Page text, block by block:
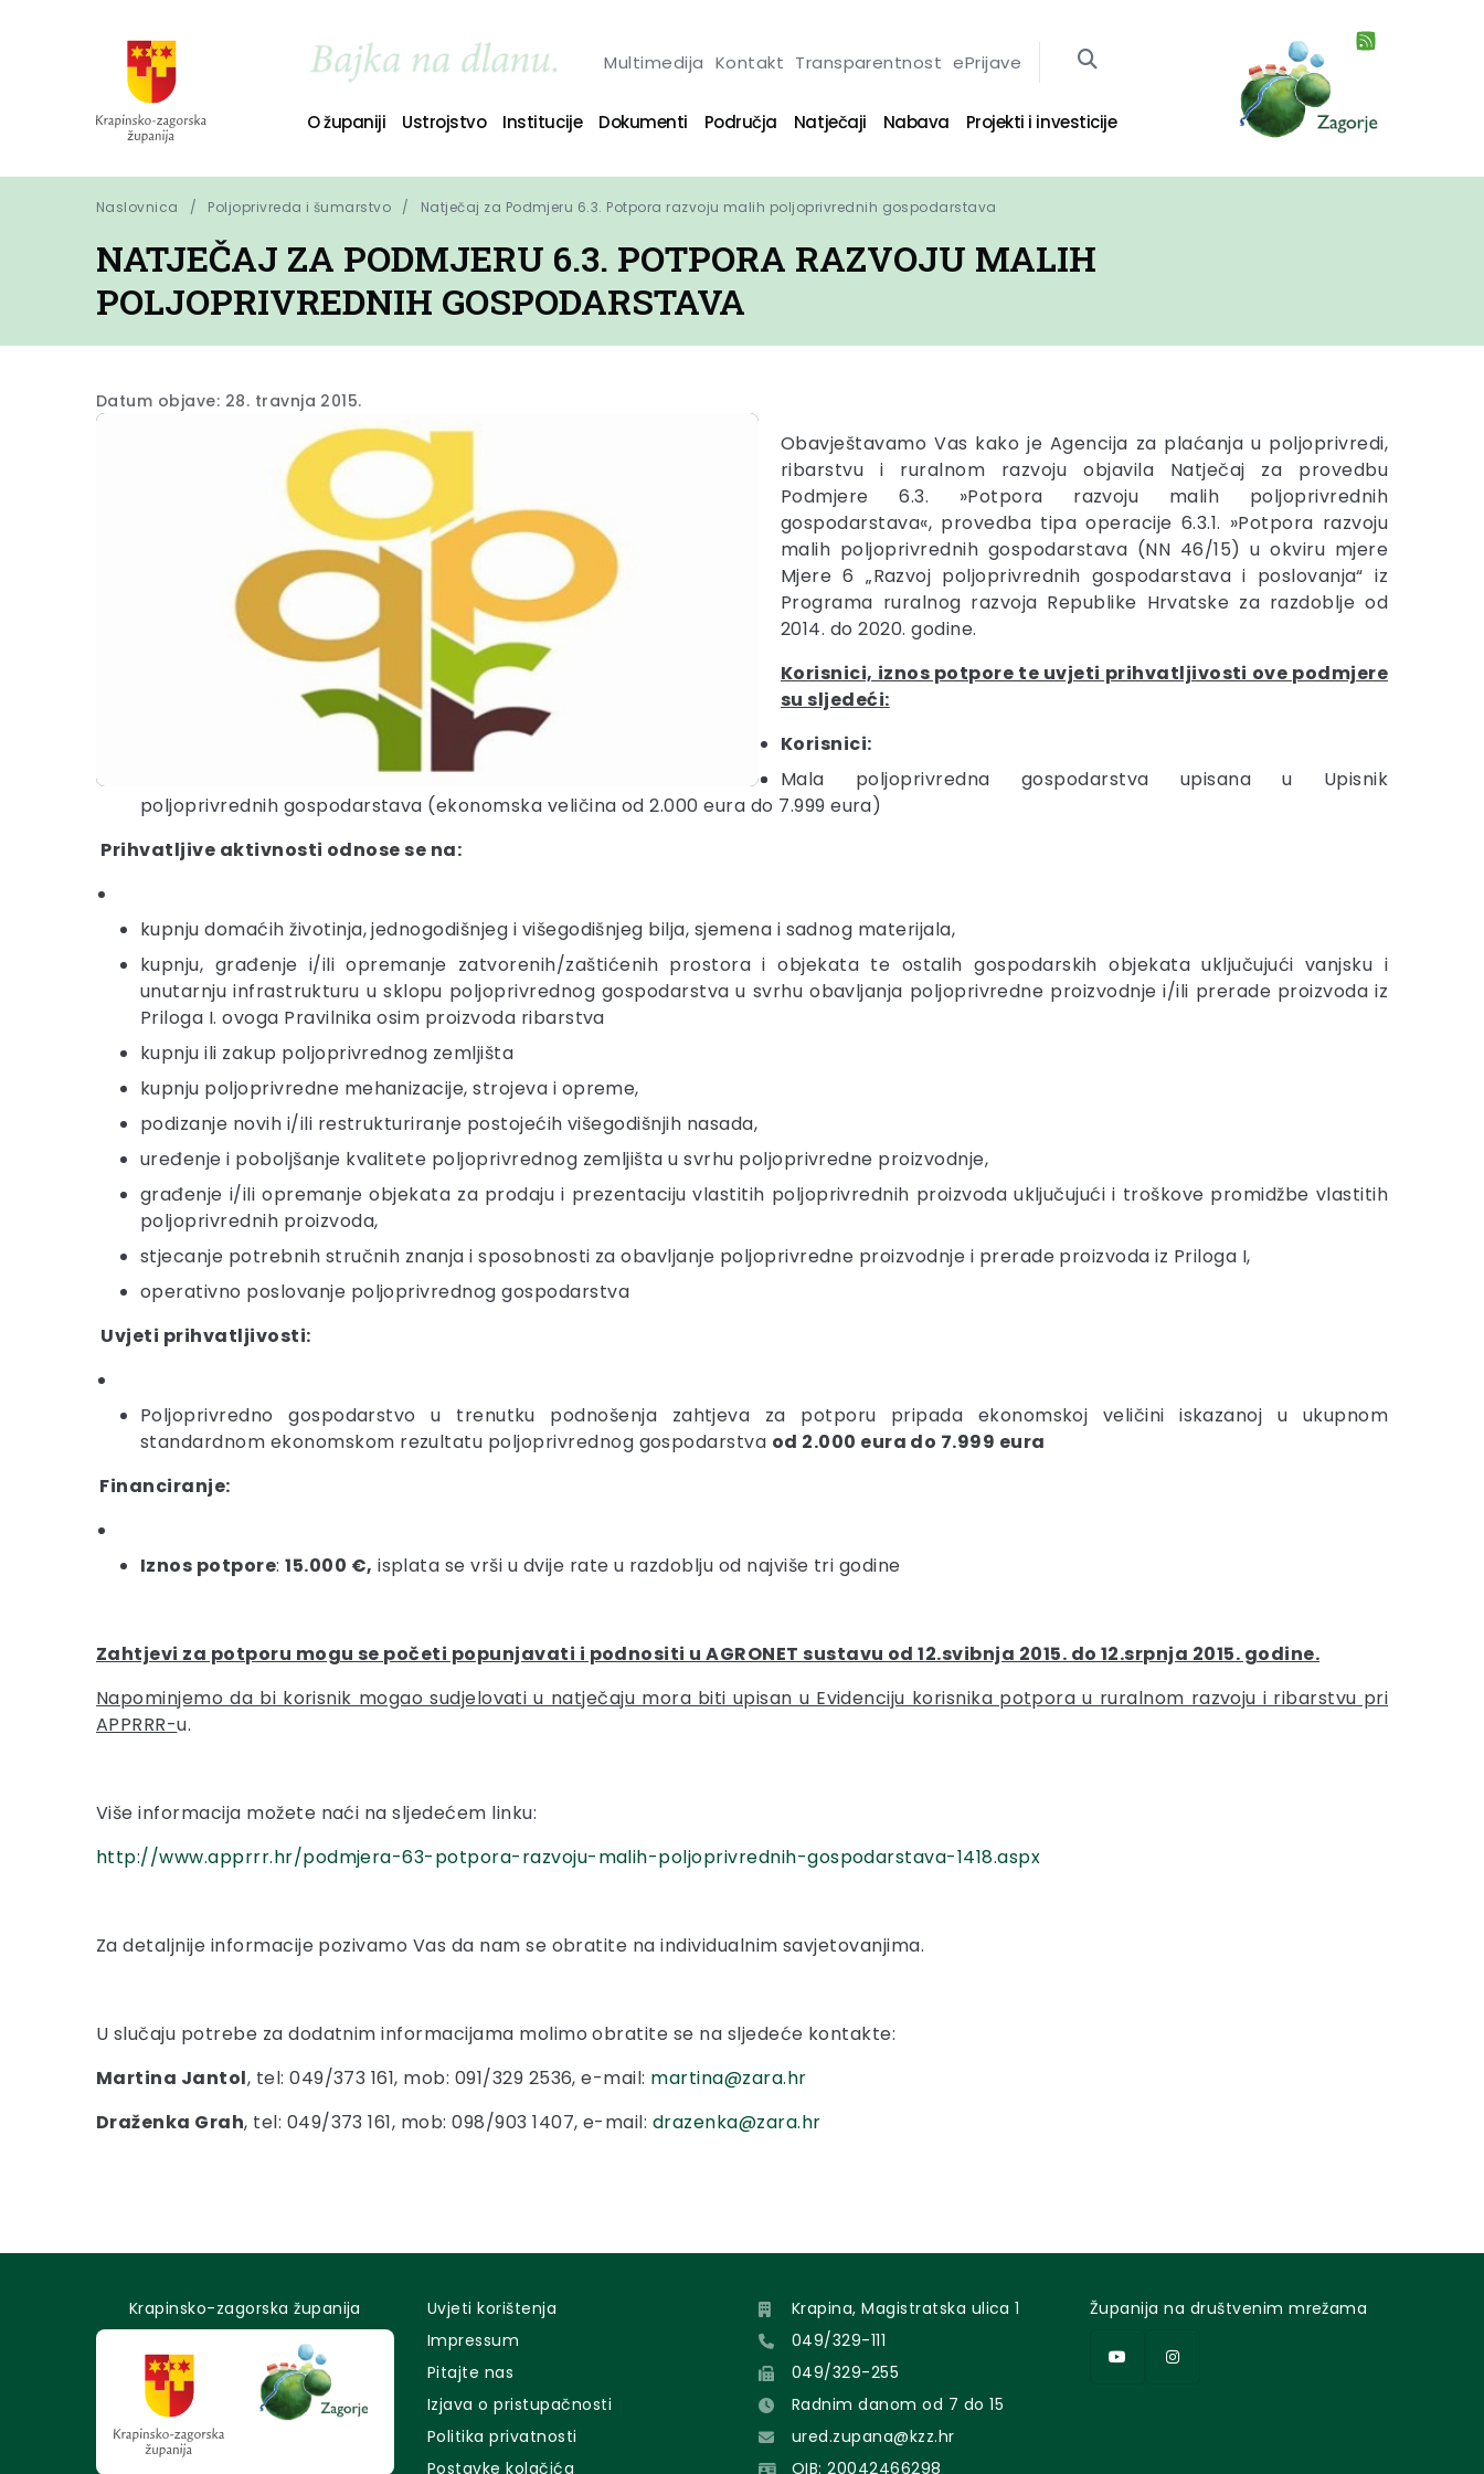
Multimedija Kontakt Transparentnost ePrijave
O županiji Ustrojstvo Institucije Dokumenti Područja Natječaji Nabava Projekti i investicije
Naslovnica Poljoprivreda i šumarstvo Natječaj za Podmjeru 6.3. Potpora razvoju malih poljoprivrednih gospodarstava
NATJEČAJ ZA PODMJERU 6.3. POTPORA RAZVOJU MALIH
POLJOPRIVREDNIH GOSPODARSTAVA
Datum objave: 28. travnja 2015.
Obavještavamo Vas kako je Agencija za plaćanja u poljoprivredi,
ribarstvu i ruralnom razvoju objavila Natječaj za provedbu
Podmjere 6.3. »Potpora razvoju malih poljoprivrednih
gospodarstava«, provedba tipa operacije 6.3.1. »Potpora razvoju
malih poljoprivrednih gospodarstava (NN 46/15) u okviru mjere
Mjere 6 „Razvoj poljoprivrednih gospodarstava i poslovanja“ iz
Programa ruralnog razvoja Republike Hrvatske za razdoblje od
2014. do 2020. godine.
Korisnici, iznos potpore te uvjeti prihvatljivosti ove podmjere
su sljedeći:
Korisnici:
Mala poljoprivredna gospodarstva upisana u Upisnik
poljoprivrednih gospodarstava (ekonomska veličina od 2.000 eura do 7.999 eura)
Prihvatljive aktivnosti odnose se na:
kupnju domaćih životinja, jednogodišnjeg i višegodišnjeg bilja, sjemena i sadnog materijala,
kupnju, građenje i/ili opremanje zatvorenih/zaštićenih prostora i objekata te ostalih gospodarskih objekata uključujući vanjsku i
unutarnju infrastrukturu u sklopu poljoprivrednog gospodarstva u svrhu obavljanja poljoprivredne proizvodnje i/ili prerade proizvoda iz
Priloga I. ovoga Pravilnika osim proizvoda ribarstva
kupnju ili zakup poljoprivrednog zemljišta
kupnju poljoprivredne mehanizacije, strojeva i opreme,
podizanje novih i/ili restrukturiranje postojećih višegodišnjih nasada,
uređenje i poboljšanje kvalitete poljoprivrednog zemljišta u svrhu poljoprivredne proizvodnje,
građenje i/ili opremanje objekata za prodaju i prezentaciju vlastitih poljoprivrednih proizvoda uključujući i troškove promidžbe vlastitih
poljoprivrednih proizvoda,
stjecanje potrebnih stručnih znanja i sposobnosti za obavljanje poljoprivredne proizvodnje i prerade proizvoda iz Priloga I,
operativno poslovanje poljoprivrednog gospodarstva
Uvjeti prihvatljivosti:
Poljoprivredno gospodarstvo u trenutku podnošenja zahtjeva za potporu pripada ekonomskoj veličini iskazanoj u ukupnom
standardnom ekonomskom rezultatu poljoprivrednog gospodarstva od 2.000 eura do 7.999 eura
Financiranje:
Iznos potpore:15.000 €, isplata se vrši u dvije rate u razdoblju od najviše tri godine
Zahtjevi za potporu mogu se početi popunjavati i podnositi u AGRONET sustavu od 12.svibnja 2015. do 12.srpnja 2015. godine.
Napominjemo da bi korisnik mogao sudjelovati u natječaju mora biti upisan u Evidenciju korisnika potpora u ruralnom razvoju i ribarstvu pri
APPRRR-u.
Više informacija možete naći na sljedećem linku:
http://www.apprrr.hr/podmjera-63-potpora-razvoju-malih-poljoprivrednih-gospodarstava-1418.aspx
Za detaljnije informacije pozivamo Vas da nam se obratite na individualnim savjetovanjima.
U slučaju potrebe za dodatnim informacijama molimo obratite se na sljedeće kontakte:
Martina Jantol, tel: 049/373 161, mob: 091/329 2536, e-mail: martina@zara.hr
Draženka Grah, tel: 049/373 161, mob: 098/903 1407, e-mail: drazenka@zara.hr
Krapinsko-zagorska županija
Uvjeti korištenja
Impressum
Pitajte nas
Izjava o pristupačnosti
Politika privatnosti
Postavke kolačića
Krapina, Magistratska ulica 1
049/329-111
049/329-255
Radnim danom od 7 do 15
ured.zupana@kzz.hr
OIB: 20042466298
Županija na društvenim mrežama